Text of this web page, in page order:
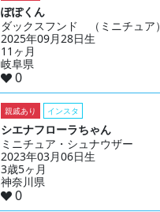
ぽぽくん
ダックスフンド （ミニチュア）
2025年09月28日生
11ヶ月
岐阜県
0
親戚あり インスタ
シエナフローラちゃん
ミニチュア・シュナウザー
2023年03月06日生
3歳5ヶ月
神奈川県
0